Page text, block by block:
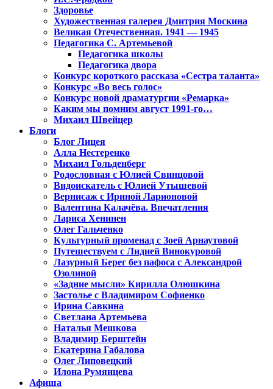
Здоровье
Художественная галерея Дмитрия Москина
Великая Отечественная. 1941 — 1945
Педагогика С. Артемьевой
Педагогика школы
Педагогика двора
Конкурс короткого рассказа «Сестра таланта»
Конкурс «Во весь голос»
Конкурс новой драматургии «Ремарка»
Каким мы помним август 1991-го…
Михаил Швейцер
Блоги
Блог Лицея
Алла Нестеренко
Михаил Гольденберг
Родословная с Юлией Свинцовой
Видоискатель с Юлией Утышевой
Вернисаж с Ириной Ларионовой
Валентина Калачёва. Впечатления
Лариса Хенинен
Олег Гальченко
Культурный променад с Зоей Арнаутовой
Путешествуем с Лидией Винокуровой
Лазурный Берег без пафоса с Александрой
Озолиной
«Задние мысли» Кирилла Олюшкина
Застолье с Владимиром Софиенко
Ирина Савкина
Светлана Артемьева
Наталья Мешкова
Владимир Берштейн
Екатерина Габалова
Олег Липовецкий
Илона Румянцева
Афиша